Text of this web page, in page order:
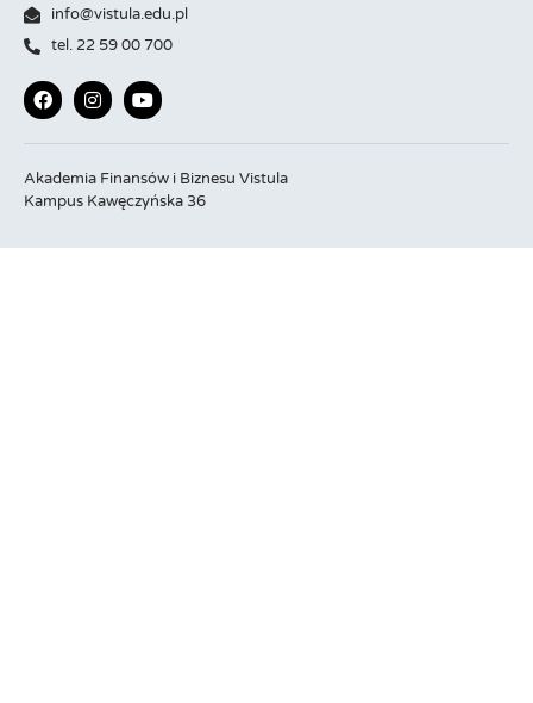
info@vistula.edu.pl
tel. 22 59 00 700
Akademia Finansów i Biznesu Vistula
Kampus Kawęczyńska 36